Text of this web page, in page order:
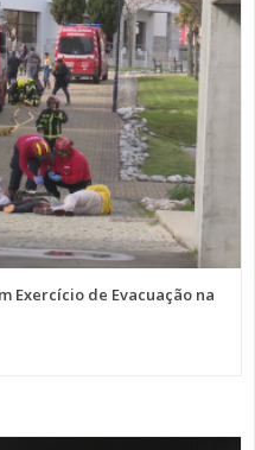
Exercício de Evacuação na